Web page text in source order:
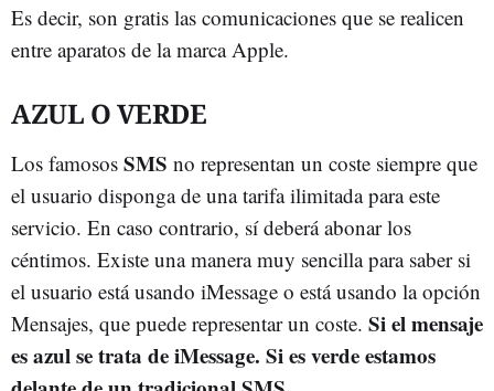
Es decir, son gratis las comunicaciones que se realicen
entre aparatos de la marca Apple.
AZUL O VERDE
Los famosos SMS no representan un coste siempre que
el usuario disponga de una tarifa ilimitada para este
servicio. En caso contrario, sí deberá abonar los
céntimos. Existe una manera muy sencilla para saber si
el usuario está usando iMessage o está usando la opción
Mensajes, que puede representar un coste. Si el mensaje
es azul se trata de iMessage. Si es verde estamos